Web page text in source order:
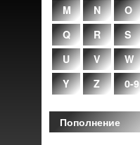
M
N O
Q
R S
U
V W
Y
Z 0-9
Пополнение